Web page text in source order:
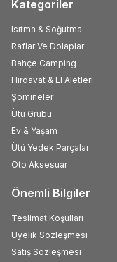
Kategoriler
Isıtma & Soğutma
Raflar Ve Dolaplar
Bahçe Camping
Hırdavat & El Aletleri
Şömineler
Ütü Grubu
Ev & Yaşam
Ütü Yedek Parçalar
Oto Aksesuar
Önemli Bilgiler
Teslimat Koşulları
Üyelik Sözleşmesi
Satış Sözleşmesi